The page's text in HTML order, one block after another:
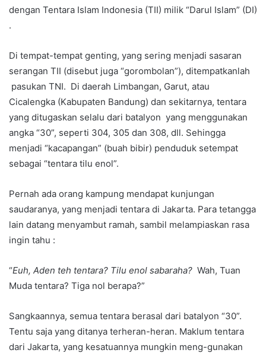
dengan Tentara Islam Indonesia (TII) milik “Darul Islam” (DI)
.
Di tempat-tempat genting, yang sering menjadi sasaran
serangan TII (disebut juga “gorombolan”), ditempatkanlah
pasukan TNI. Di daerah Limbangan, Garut, atau
Cicalengka (Kabupaten Bandung) dan sekitarnya, tentara
yang ditugaskan selalu dari batalyon yang menggunakan
angka “30”, seperti 304, 305 dan 308, dll. Sehingga
menjadi “kacapangan” (buah bibir) penduduk setempat
sebagai “tentara tilu enol”.
Pernah ada orang kampung mendapat kunjungan
saudaranya, yang menjadi tentara di Jakarta. Para tetangga
lain datang menyambut ramah, sambil melampiaskan rasa
ingin tahu :
“Euh, Aden teh tentara? Tilu enol sabaraha? Wah, Tuan
Muda tentara? Tiga nol berapa?”
Sangkaannya, semua tentara berasal dari batalyon “30”.
Tentu saja yang ditanya terheran-heran. Maklum tentara
dari Jakarta, yang kesatuannya mungkin meng-gunakan